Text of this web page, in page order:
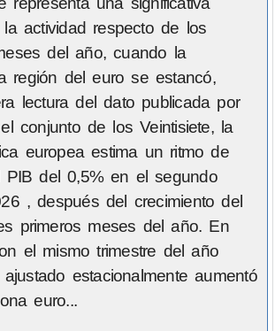
actividad respecto de los
del año, cuando la
región del euro se estancó,
lectura del dato publicada por
conjunto de los Veintisiete, la
europea estima un ritmo de
PIB del 0,5% en el segundo
, después del crecimiento del
primeros meses del año. En
el mismo trimestre del año
estacionalmente aumentó
euro...